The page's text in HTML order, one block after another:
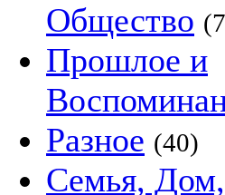
Общество
Прошлое и
Разное (40)
Семья,